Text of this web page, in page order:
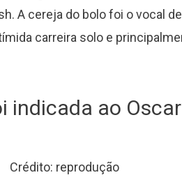
A cereja do bolo foi o vocal
carreira solo e
indicada ao
Crédito: reprodução